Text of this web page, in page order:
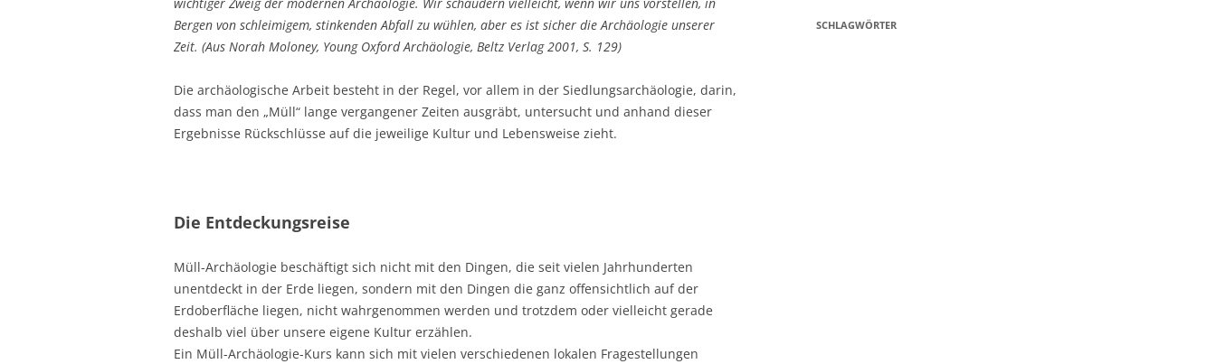
Bergen von schleimigem, stinkenden Abfall zu wühlen, aber es ist sicher die Archäologie unserer
Zeit. (Aus Norah Moloney, Young Oxford Archäologie, Beltz Verlag 2001, S. 129)
Die archäologische Arbeit besteht in der Regel, vor allem in der Siedlungsarchäologie, darin,
dass man den „Müll“ lange vergangener Zeiten ausgräbt, untersucht und anhand dieser
Ergebnisse Rückschlüsse auf die jeweilige Kultur und Lebensweise zieht.
Die Entdeckungsreise
Müll-Archäologie beschäftigt sich nicht mit den Dingen, die seit vielen Jahrhunderten
unentdeckt in der Erde liegen, sondern mit den Dingen die ganz offensichtlich auf der
Erdoberfläche liegen, nicht wahrgenommen werden und trotzdem oder vielleicht gerade
deshalb viel über unsere eigene Kultur erzählen.
Ein Müll-Archäologie-Kurs kann sich mit vielen verschiedenen lokalen Fragestellungen
SCHLAGWÖRTER